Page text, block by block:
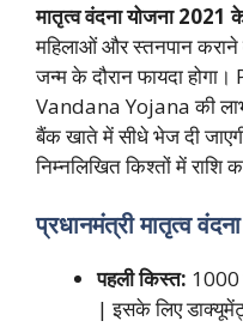
मातृत्व वंदना योजना 2021
महिलाओं और स्तनपान कराने
जन्म के दौरान फायदा
Vandana Yojana की लाभ
बैंक खाते में सीधे भेज दी
निम्नलिखित किश्तों में राशि
प्रधानमंत्री मातृत्व
पहली किस्त: 1000
| इसके लिए